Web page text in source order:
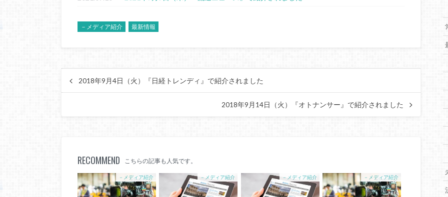
－メディア紹介 最新情報
2018年9月4日（火）『日経トレンディ』で紹介されました
2018年9月14日（火）『オトナンサー』で紹介されました
RECOMMEND こちらの記事も人気です。
－メディア紹介 －メディア紹介 －メディア紹介 －メディア紹介